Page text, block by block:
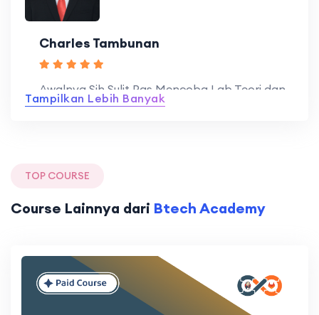
Charles Tambunan
Awalnya Sih Sulit Pas Mencoba Lab Teori dan
Praktek Gitlab Untuk Kebutuhan Repositori
Adit Rakhman
Tampilkan Lebih Banyak
TOP COURSE
Course Lainnya dari Btech Academy